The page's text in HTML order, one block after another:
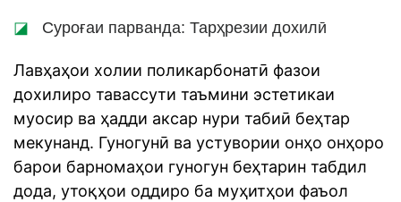
◪ Суроғаи парванда: Тарҳрезии дохилӣ
Лавҳаҳои холии поликарбонатӣ фазои
дохилиро тавассути таъмини эстетикаи
муосир ва ҳадди аксар нури табиӣ беҳтар
мекунанд. Гуногунӣ ва устувории онҳо онҳоро
барои барномаҳои гуногун беҳтарин табдил
дода, утоқҳои оддиро ба муҳитҳои фаъол